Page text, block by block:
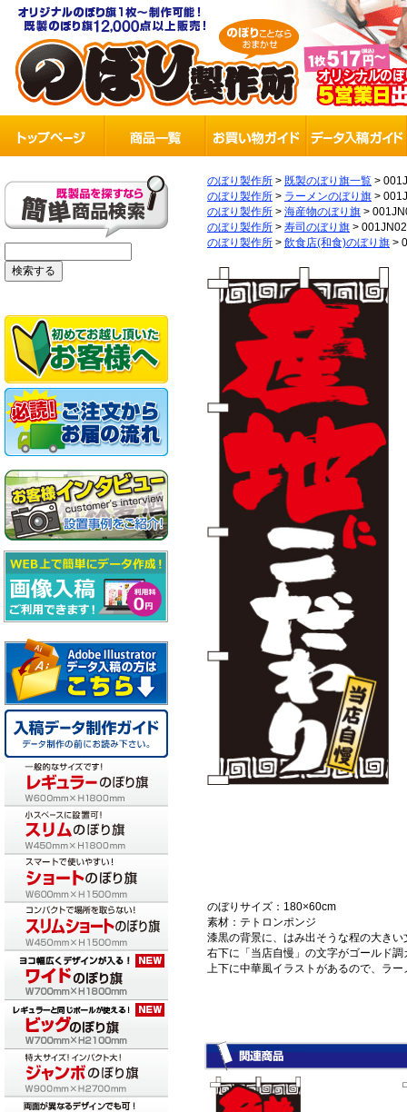
のぼり製作所 > 既製のぼり旗一覧 >
のぼり製作所 > ラーメンのぼり旗 >
のぼり製作所 > 海産物のぼり旗 >
のぼり製作所 > 寿司のぼり旗 >
のぼり製作所 > 飲食店(和食)のぼり旗 >
のぼりサイズ：180×60cm
素材：テトロンポンジ
漆黒の背景に、はみ出そうな程の大き
右下に「当店自慢」の文字がゴールド
上下に中華風イラストがあるので、ラ